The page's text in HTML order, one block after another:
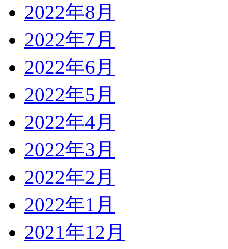
2022年8月
2022年7月
2022年6月
2022年5月
2022年4月
2022年3月
2022年2月
2022年1月
2021年12月